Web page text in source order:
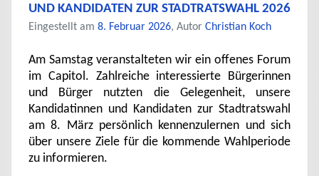
UND KANDIDATEN ZUR STADTRATSWAHL 2026
Eingestellt am 8. Februar 2026, Autor Christian Koch
Am Samstag veranstalteten wir ein offenes Forum
im Capitol. Zahlreiche interessierte Bürgerinnen
und Bürger nutzten die Gelegenheit, unsere
Kandidatinnen und Kandidaten zur Stadtratswahl
am 8. März persönlich kennenzulernen und sich
über unsere Ziele für die kommende Wahlperiode
zu informieren.